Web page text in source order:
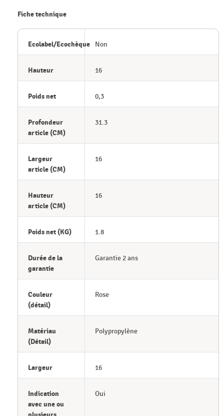
Fiche technique
Ecolabel/Ecochèque Non
Hauteur 16
Poids net 0,3
Profondeur
article (CM)
31.3
Largeur
article (CM)
16
Hauteur
article (CM)
16
Poids net (KG) 1.8
Durée de la
garantie
Garantie 2 ans
Couleur
(détail)
Rose
Matériau
(Détail)
Polypropylène
Largeur 16
Indication
avec une ou
Oui